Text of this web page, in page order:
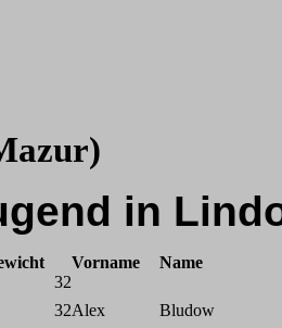
in
Vorname
Name
32
32Alex
Bludow